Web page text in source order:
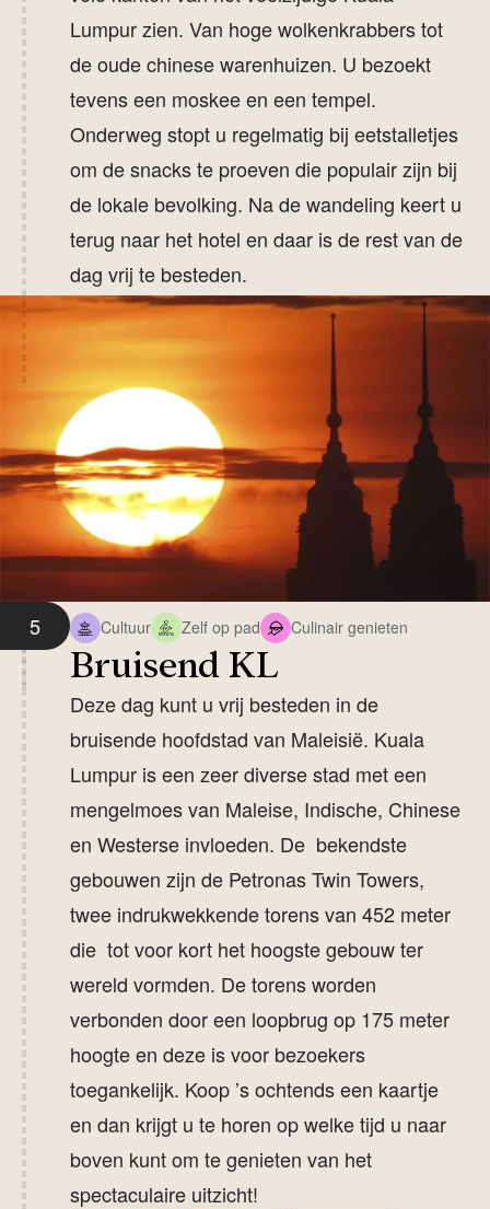
Lumpur zien. Van hoge wolkenkrabbers tot
de oude chinese warenhuizen. U bezoekt
tevens een moskee en een tempel.
Onderweg stopt u regelmatig bij eetstalletjes
om de snacks te proeven die populair zijn bij
de lokale bevolking. Na de wandeling keert u
terug naar het hotel en daar is de rest van de
dag vrij te besteden.
5 Cultuur Zelf op pad Culinair genieten
Bruisend KL
Deze dag kunt u vrij besteden in de
bruisende hoofdstad van Maleisië. Kuala
Lumpur is een zeer diverse stad met een
mengelmoes van Maleise, Indische, Chinese
en Westerse invloeden. De bekendste
gebouwen zijn de Petronas Twin Towers,
twee indrukwekkende torens van 452 meter
die tot voor kort het hoogste gebouw ter
wereld vormden. De torens worden
verbonden door een loopbrug op 175 meter
hoogte en deze is voor bezoekers
toegankelijk. Koop ’s ochtends een kaartje
en dan krijgt u te horen op welke tijd u naar
boven kunt om te genieten van het
spectaculaire uitzicht!